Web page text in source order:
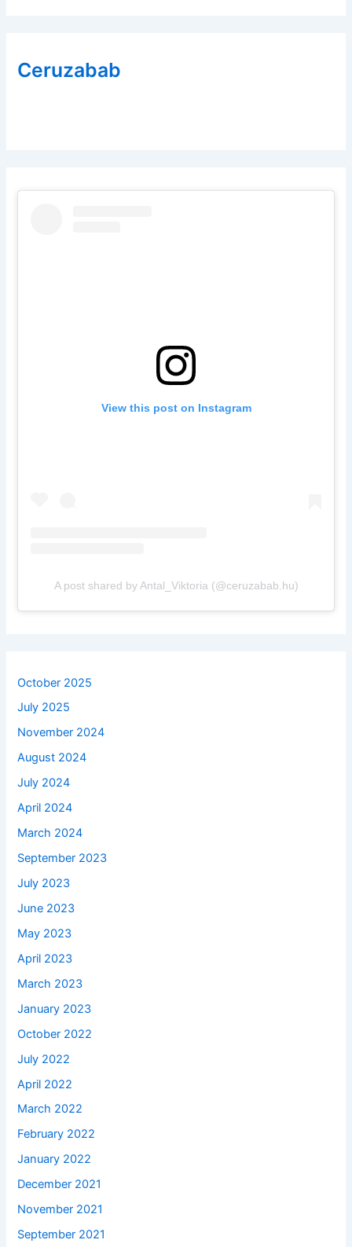
Ceruzabab
View this post on Instagram
A post shared by Antal_Viktoria (@ceruzabab.hu)
October 2025
July 2025
November 2024
August 2024
July 2024
April 2024
March 2024
September 2023
July 2023
June 2023
May 2023
April 2023
March 2023
January 2023
October 2022
July 2022
April 2022
March 2022
February 2022
January 2022
December 2021
November 2021
September 2021